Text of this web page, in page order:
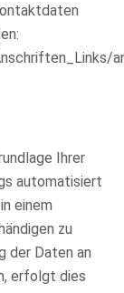
Ihrer
automatisiert
einem
zu
der Daten an
erfolgt dies